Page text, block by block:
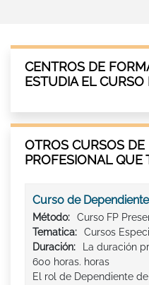
CENTROS DE
ESTUDIA EL
OTROS CURSOS
PROFESIONAL QUE
Curso de
Método:
Curso FP
Tematica:
Cursos
Duración:
La duración
600 horas. horas
El rol de Dependiente